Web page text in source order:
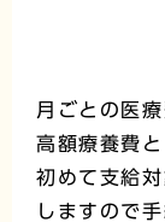
月ごとの医
高額療養費と
初めて支給
しますので